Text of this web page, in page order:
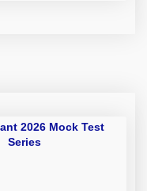
2026 Mock Test
Series